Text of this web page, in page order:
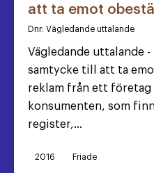
att ta emot
Dnr: Vägledande uttalande
Vägledande uttalande
samtycke till att ta
reklam från ett företag
konsumenten, som
register,...
2016 Friade